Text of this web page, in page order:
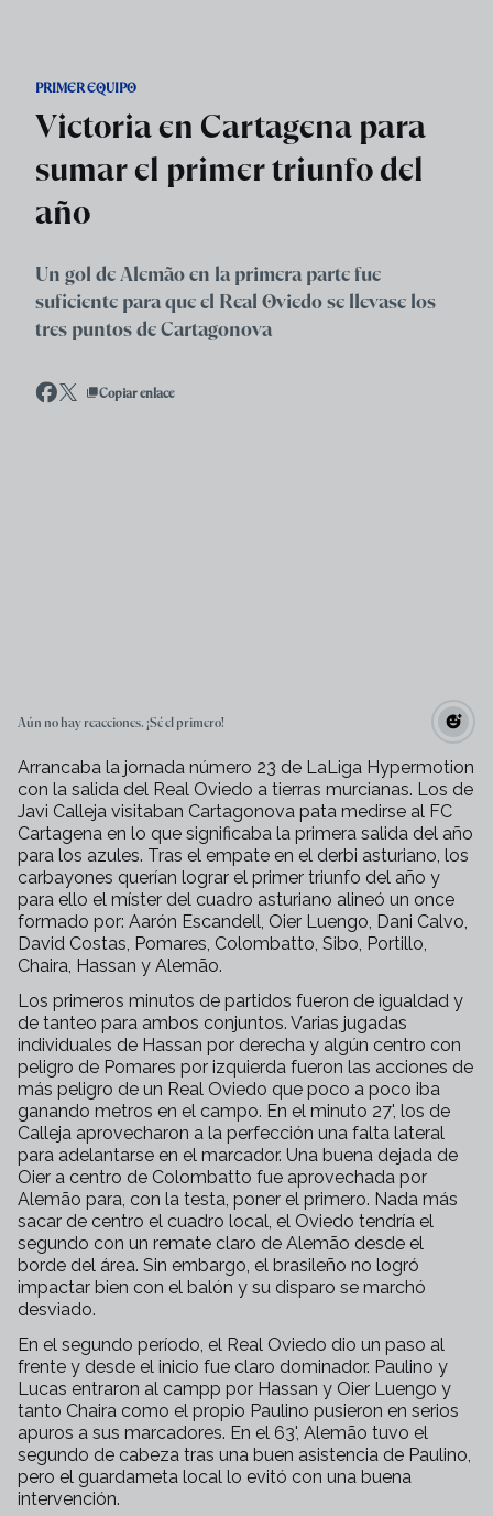
PRIMER EQUIPO
Victoria en Cartagena para
sumar el primer triunfo del
año
Un gol de Alemão en la primera parte fue
suficiente para que el Real Oviedo se llevase los
tres puntos de Cartagonova
Copiar enlace
Aún no hay reacciones. ¡Sé el primero!
Arrancaba la jornada número 23 de LaLiga Hypermotion
con la salida del Real Oviedo a tierras murcianas. Los de
Javi Calleja visitaban Cartagonova pata medirse al FC
Cartagena en lo que significaba la primera salida del año
para los azules. Tras el empate en el derbi asturiano, los
carbayones querían lograr el primer triunfo del año y
para ello el míster del cuadro asturiano alineó un once
formado por: Aarón Escandell, Oier Luengo, Dani Calvo,
David Costas, Pomares, Colombatto, Sibo, Portillo,
Chaira, Hassan y Alemão.
Los primeros minutos de partidos fueron de igualdad y
de tanteo para ambos conjuntos. Varias jugadas
individuales de Hassan por derecha y algún centro con
peligro de Pomares por izquierda fueron las acciones de
más peligro de un Real Oviedo que poco a poco iba
ganando metros en el campo. En el minuto 27', los de
Calleja aprovecharon a la perfección una falta lateral
para adelantarse en el marcador. Una buena dejada de
Oier a centro de Colombatto fue aprovechada por
Alemão para, con la testa, poner el primero. Nada más
sacar de centro el cuadro local, el Oviedo tendría el
segundo con un remate claro de Alemão desde el
borde del área. Sin embargo, el brasileño no logró
impactar bien con el balón y su disparo se marchó
desviado.
En el segundo período, el Real Oviedo dio un paso al
frente y desde el inicio fue claro dominador. Paulino y
Lucas entraron al campp por Hassan y Oier Luengo y
tanto Chaira como el propio Paulino pusieron en serios
apuros a sus marcadores. En el 63', Alemão tuvo el
segundo de cabeza tras una buen asistencia de Paulino,
pero el guardameta local lo evitó con una buena
intervención.